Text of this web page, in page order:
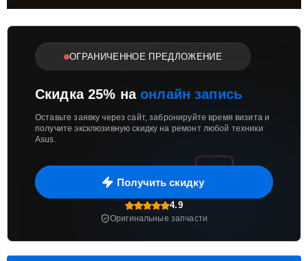
ОГРАНИЧЕННОЕ ПРЕДЛОЖЕНИЕ
Скидка 25% наонлайн запись
Оставьте заявку через сайт, забронируйте время визита и
получите эксклюзивную скидку на ремонт любой техники
Asus.
Получить скидку
4.9
Оригинальные запчасти